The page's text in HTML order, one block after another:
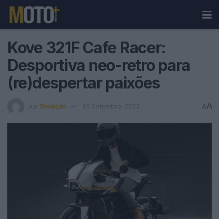
Kove 321F Cafe Racer:
Desportiva neo-retro para
(re)despertar paixões
por Redação 19 Setembro, 2023 AA